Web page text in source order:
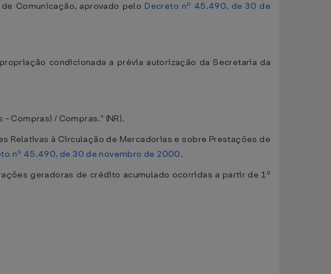
Comunicação, aprovado pelo Decreto nº 45.490, de 30 de
condicionada a prévia autorização da Secretaria da
Compras) / Compras." (NR).
Relativas à Circulação de Mercadorias e sobre Prestações de
nº 45.490, de 30 de novembro de 2000.
geradoras de crédito acumulado ocorridas a partir de 1º